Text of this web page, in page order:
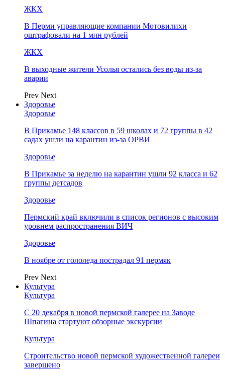
ЖКХ
В Перми управляющие компании Мотовилихи
оштрафовали на 1 млн рублей
ЖКХ
В выходные жители Усолья остались без воды из-за
аварии
Prev Next
Здоровье
Здоровье
В Прикамье 148 классов в 59 школах и 72 группы в 42
садах ушли на карантин из-за ОРВИ
Здоровье
В Прикамье за неделю на карантин ушли 92 класса и 62
группы детсадов
Здоровье
Пермский край включили в список регионов с высоким
уровнем распространения ВИЧ
Здоровье
В ноябре от гололеда пострадал 91 пермяк
Prev Next
Культура
Культура
С 20 декабря в новой пермской галерее на Заводе
Шпагина стартуют обзорные экскурсии
Культура
Строительство новой пермской художественной галереи
завершено